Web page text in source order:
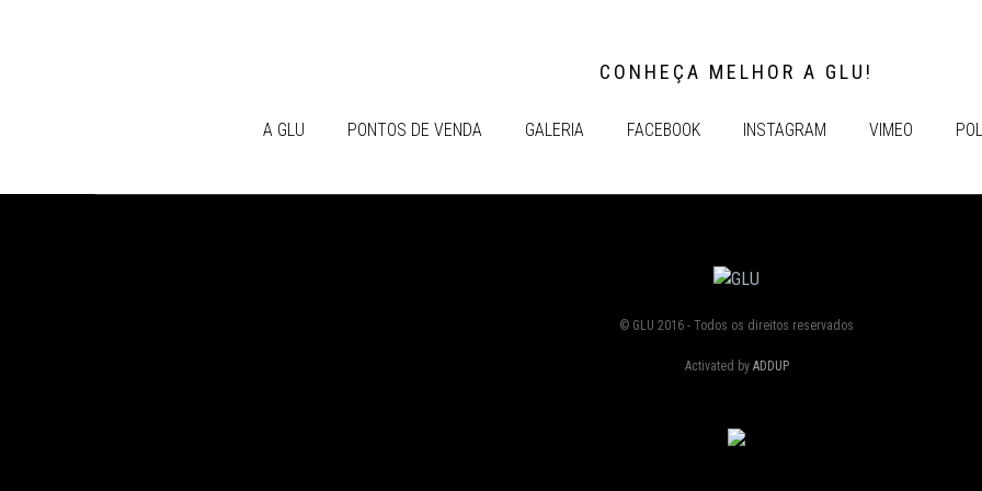
CONHEÇA MELHOR A GLU!
A GLU PONTOS DE VENDA GALERIA FACEBOOK INSTAGRAM VIMEO
© GLU 2016 - Todos os direitos reservados
Activated by ADDUP